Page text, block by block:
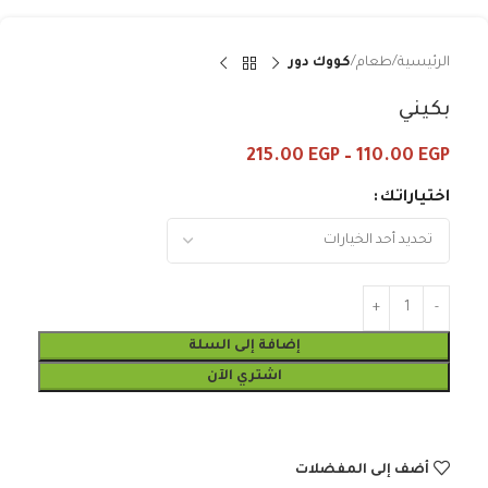
الرئيسية طعام كووك دور
بكيني
110.00 EGP
–
215.00 EGP
اختياراتك
إضافة إلى السلة
اشتري الآن
أضف إلى المفضلات